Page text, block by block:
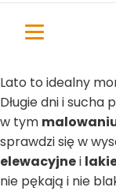
Lato to idealny
Długie dni i
w tym
sprawdzi się w
elewacyjnei
nie pękają i nie